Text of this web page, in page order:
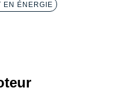
EN ÉNERGIE